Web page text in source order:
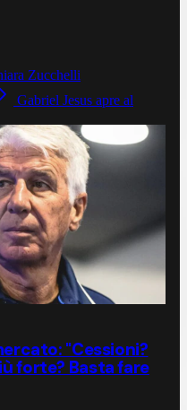
Zucchelli
Gabriel Jesus apre al
"Cessioni?
forte? Basta fare